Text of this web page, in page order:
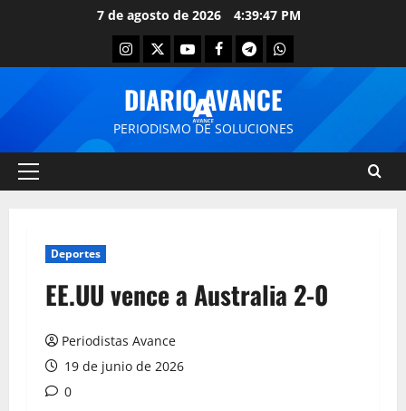
7 de agosto de 2026 4:39:48 PM
DIARIO AVANCE
PERIODISMO DE SOLUCIONES
Deportes
EE.UU vence a Australia 2-0
Periodistas Avance
19 de junio de 2026
0